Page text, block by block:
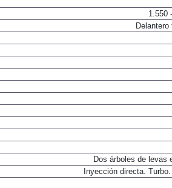
1.550
Dos árboles de levas
Inyección directa.